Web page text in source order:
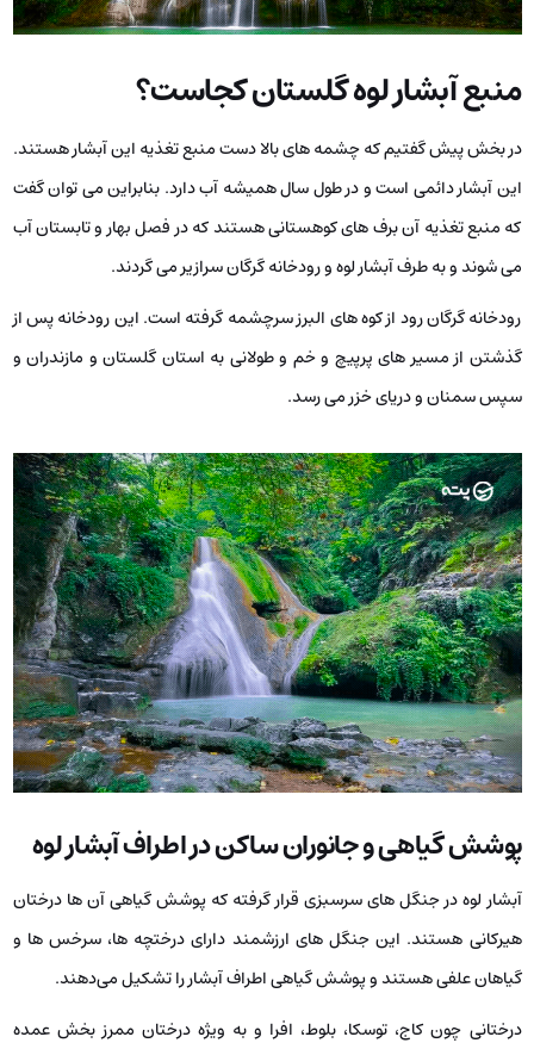
منبع آبشار لوه گلستان کجاست؟
در بخش پیش گفتیم که چشمه ‌های بالا دست منبع تغذیه این آبشار هستند.
این آبشار دائمی است و در طول سال همیشه آب دارد. بنابراین می ‌توان گفت
که منبع تغذیه آن برف‌ های کوهستانی هستند که در فصل بهار و تابستان آب
می ‌شوند و به طرف آبشار لوه و رودخانه گرگان سرازیر می ‌گردند.
رودخانه گرگان رود از کوه ‌های البرز سرچشمه گرفته است. این رودخانه پس از
گذشتن از مسیر های پرپیچ و خم و طولانی به استان گلستان و مازندران و
سپس سمنان و دریای خزر می‌ رسد.
پوشش گیاهی و جانوران ساکن در اطراف آبشار لوه
آبشار لوه در جنگل ‌های سرسبزی قرار گرفته که پوشش گیاهی آن ها درختان
هیرکانی هستند. این جنگل ‌های ارزشمند دارای درختچه‌ ها، سرخس ‌ها و
گیاهان علفی هستند و پوشش گیاهی اطراف آبشار را تشکیل می‌دهند.
درختانی چون کاج، توسکا، بلوط، افرا و به ویژه درختان ممرز بخش عمده